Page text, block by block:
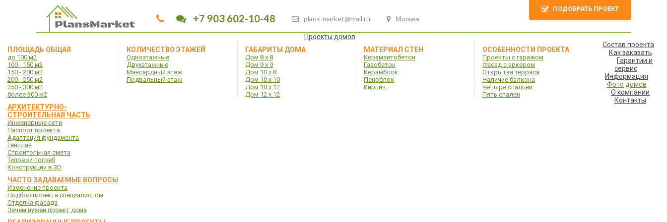
+7 903 602-10-48 plans-market@mail.ru Москва
ПОДОБРАТЬ ПРОЕКТ
Проекты домов
ПЛОЩАДЬ ОБЩАЯ
до 100 м2
100 - 150 м2
150 - 200 м2
200 - 250 м2
250 - 300 м2
более 300 м2
КОЛИЧЕСТВО ЭТАЖЕЙ
Одноэтажные
Двухэтажные
Мансардный этаж
Подвальный этаж
ГАБАРИТЫ ДОМА
Дом 8 х 8
Дом 9 х 9
Дом 10 х 8
Дом 10 х 10
Дом 10 х 12
Дом 12 х 12
МАТЕРИАЛ СТЕН
Керамзитобетон
Газобетон
Керамблок
Пеноблок
Кирпич
ОСОБЕННОСТИ ПРОЕКТА
Проекты с гаражом
Фасад с эркером
Открытая терраса
Наличие балкона
Четыре спальни
Пять спален
Состав проекта
АРХИТЕКТУРНО-
СТРОИТЕЛЬНАЯ ЧАСТЬ
Инженерные сети
Паспорт проекта
Адаптация фундамента
Генплан
Строительная смета
Типовой погреб
Конструкции в 3D
Как заказать
Гарантии и
сервис
Информация
ЧАСТО ЗАДАВАЕМЫЕ ВОПРОСЫ
Изменение проекта
Подбор проекта специалистом
Отделка фасада
Зачем нужен проект дома
Фото домов
О компании
Контакты